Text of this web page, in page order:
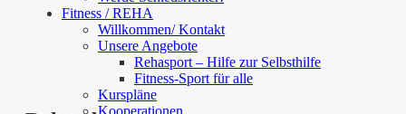
Fitness / REHA
Willkommen/ Kontakt
Unsere Angebote
Rehasport – Hilfe zur Selbsthilfe
Fitness-Sport für alle
Kurspläne
Kooperationen